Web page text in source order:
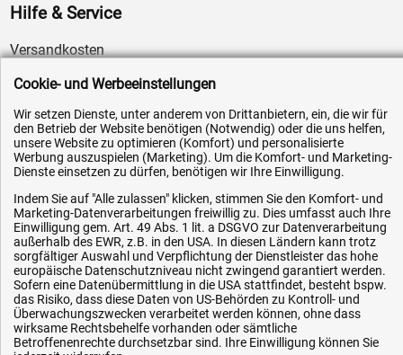
Hilfe & Service
Versandkosten
Zahlungsarten
AGB / Widerrufsrecht
Datenschutz
Impressum
Karriere
OEM-Ersatzteile
Technik-Hilfe
Downloads
Kontakt
Cookie- und Werbeeinstellungen
Wir setzen Dienste, unter anderem von Drittanbietern, ein, die wir für
den Betrieb der Website benötigen (Notwendig) oder die uns helfen,
unsere Website zu optimieren (Komfort) und personalisierte
Werbung auszuspielen (Marketing). Um die Komfort- und Marketing-
Dienste einsetzen zu dürfen, benötigen wir Ihre Einwilligung.
Indem Sie auf "Alle zulassen" klicken, stimmen Sie den Komfort- und
Marketing-Datenverarbeitungen freiwillig zu. Dies umfasst auch Ihre
Einwilligung gem. Art. 49 Abs. 1 lit. a DSGVO zur Datenverarbeitung
außerhalb des EWR, z.B. in den USA. In diesen Ländern kann trotz
sorgfältiger Auswahl und Verpflichtung der Dienstleister das hohe
europäische Datenschutzniveau nicht zwingend garantiert werden.
Sofern eine Datenübermittlung in die USA stattfindet, besteht bspw.
das Risiko, dass diese Daten von US-Behörden zu Kontroll- und
Überwachungszwecken verarbeitet werden können, ohne dass
wirksame Rechtsbehelfe vorhanden oder sämtliche
Betroffenenrechte durchsetzbar sind. Ihre Einwilligung können Sie